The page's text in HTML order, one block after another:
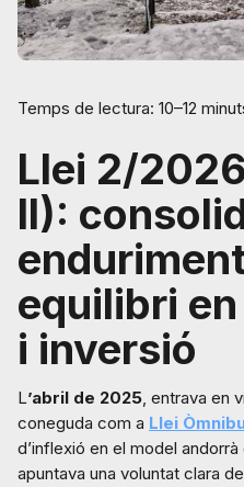
Temps de lectura: 10–12
Llei 2/
II):
equilibri
i inversió
L’abril de 2025, entrava en
coneguda com a Llei
d’inflexió en el model
apuntava una voluntat clara